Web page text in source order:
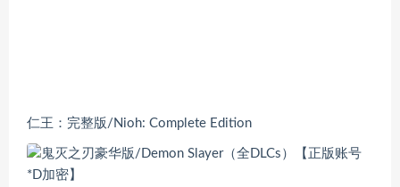
仁王：完整版/Nioh: Complete Edition